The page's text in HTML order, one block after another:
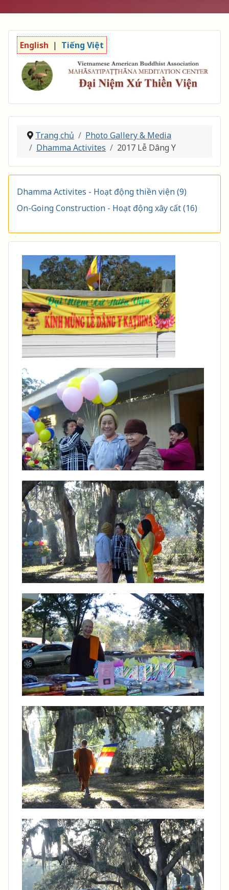
English | Tiếng Việt
Trang chủ
Photo Gallery & Media
Dhamma Activites
2017 Lễ Dâng Y
Dhamma Activites - Hoạt động thiền viện (9)
On-Going Construction - Hoạt động xây cất (16)